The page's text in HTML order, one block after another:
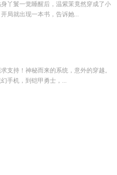
丫鬟一觉睡醒后，温紫茉竟然穿成了小
局就出现一本书，告诉她...
支持！神秘而来的系统，意外的穿越。
手机，到铠甲勇士，...